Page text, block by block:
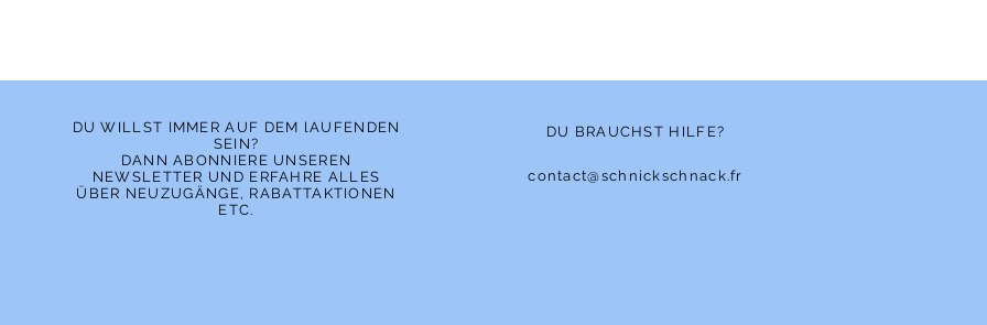
DU WILLST IMMER AUF DEM lAUFENDEN
SEIN?
DANN ABONNIERE UNSEREN
NEWSLETTER UND ERFAHRE ALLES
ÜBER NEUZUGÄNGE, RABATTAKTIONEN
ETC.
DU BRAUCHST HILFE?
contact@schnickschnack.fr